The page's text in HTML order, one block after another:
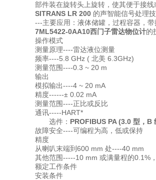
部件装在旋转头上旋转，使其便于接线
SITRANS LR 200 的声智能信号处理
---主要应用：液体储罐，过程容器，
7ML5422-0AA10西门子雷达物位计的
操作模式
测量原理----雷达液位测量
频率----5.8 GHz ( 北美 6.3GHz)
测量范围----0.3 ~ 20 m
输出
模拟输出----4 ~ 20 mA
精度------± 0.02 mA
测量范围----正比或反比
通讯-----HART*
选件： PROFIBUS PA (3.0 型，B
故障安全----可编程为高，低或保持
精度
从喇叭末端到600 mm 处----40 mm
其他范围-----10 mm 或满量程的0.1%
额定工作条件
安装条件